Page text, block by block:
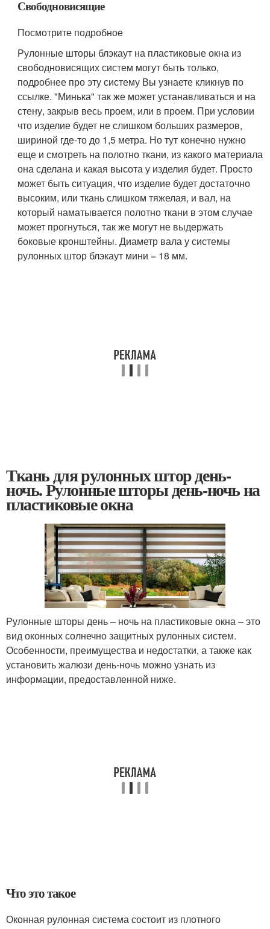
Свободновисящие
Посмотрите подробное
Рулонные шторы блэкаут на пластиковые окна из
свободновисящих систем могут быть только,
подробнее про эту систему Вы узнаете кликнув по
ссылке. "Минька" так же может устанавливаться и на
стену, закрыв весь проем, или в проем. При условии
что изделие будет не слишком больших размеров,
шириной где-то до 1,5 метра. Но тут конечно нужно
еще и смотреть на полотно ткани, из какого материала
она сделана и какая высота у изделия будет. Просто
может быть ситуация, что изделие будет достаточно
высоким, или ткань слишком тяжелая, и вал, на
который наматывается полотно ткани в этом случае
может прогнуться, так же могут не выдержать
боковые кронштейны. Диаметр вала у системы
рулонных штор блэкаут мини = 18 мм.
Ткань для рулонных штор день-
ночь. Рулонные шторы день-ночь на
пластиковые окна
Рулонные шторы день – ночь на пластиковые окна – это
вид оконных солнечно защитных рулонных систем.
Особенности, преимущества и недостатки, а также как
установить жалюзи день-ночь можно узнать из
информации, предоставленной ниже.
Что это такое
Оконная рулонная система состоит из плотного